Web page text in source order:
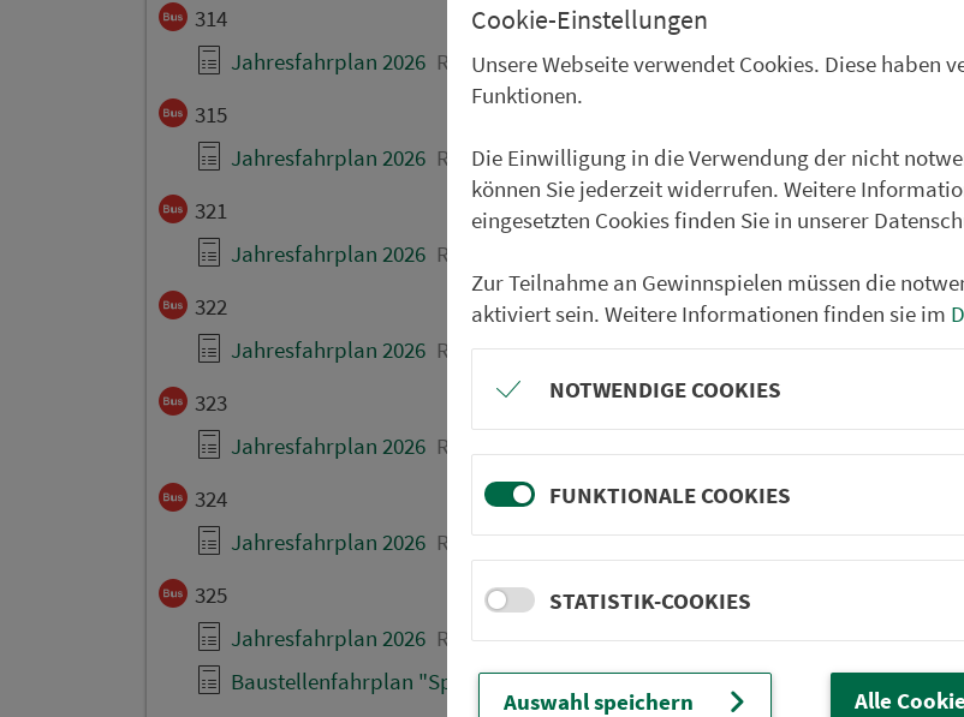
314
Jahresfahrplan 2026 Richtung Bayreuth Südfriedhof (PDF, ca. 150 kB)
315
Jahresfahrplan 2026 Richtung Bayreuth Rödensdorf Ortsmitte (PDF, ca. 150
321
Jahresfahrplan 2026 Richtung Bayreuth ZOH (PDF, ca. 150 kB)
322
Jahresfahrplan 2026 Richtung Bayreuth Friedrichsthal Ost (PDF, ca. 150 kB)
323
Jahresfahrplan 2026 Richtung Bayreuth ZOH (PDF, ca. 150 kB)
324
Jahresfahrplan 2026 Richtung Bayreuth Saas Süd (PDF, ca. 150 kB)
325
Jahresfahrplan 2026 Richtung Bayreuth ZOH (PDF, ca. 150 kB)
Baustellenfahrplan "Sperrung Kreuz", gültig ab 07.04. für ca. 6 Monate
Cookie-Einstellungen
Unsere Webseite verwendet Cookies. Diese haben
Funktionen.
Die Einwilligung in die Verwendung der nicht
können Sie jederzeit widerrufen. Weitere
eingesetzten Cookies finden Sie in unserer
Zur Teilnahme an Gewinnspielen müssen die
aktiviert sein. Weitere Informationen finden sie im
NOTWENDIGE COOKIES
FUNKTIONALE COOKIES
STATISTIK-COOKIES
Auswahl speichern Alle